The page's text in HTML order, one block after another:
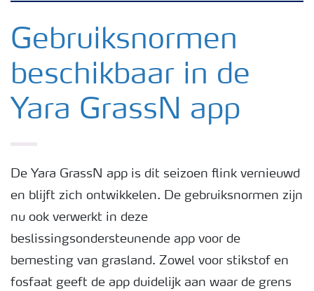
Nieuwsbrieven
Gewassen
Meststoffen
Gebruiksnormen
beschikbaar in de
Yara GrassN app
De Yara GrassN app is dit seizoen flink vernieuwd
en blijft zich ontwikkelen. De gebruiksnormen zijn
nu ook verwerkt in deze
beslissingsondersteunende app voor de
bemesting van grasland. Zowel voor stikstof en
fosfaat geeft de app duidelijk aan waar de grens